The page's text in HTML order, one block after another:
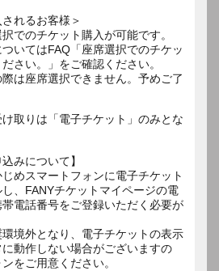
れるお客様＞
でのチケット購入が可能です。
いてはFAQ「座席選択でのチケッ
さい。」をご確認ください。
は座席選択できません。予めご了
取りは「電子チケット」のみとな
みについて】
めスマートフォンに電子チケット
、FANYチケットマイページの電
電話番号をご登録いただく必要が
境外となり、電子チケットの表示
動作しない場合がございますの
をご用意ください。